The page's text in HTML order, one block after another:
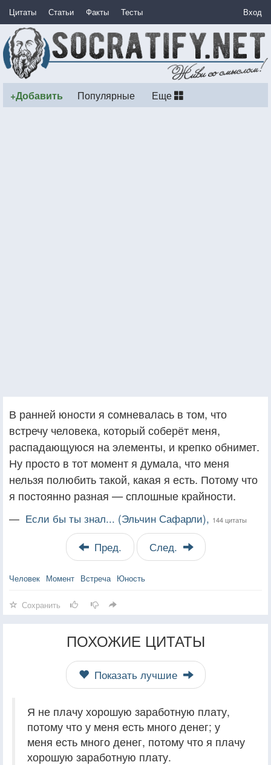
Цитаты Статьи Факты Тесты Вход
+Добавить Популярные Еще
В ранней юности я сомневалась в том, что
встречу человека, который соберёт меня,
распадающуюся на элементы, и крепко обнимет.
Ну просто в тот момент я думала, что меня
нельзя полюбить такой, какая я есть. Потому что
я постоянно разная — сплошные крайности.
— Если бы ты знал... (Эльчин Сафарли), 144 цитаты
Пред. След.
Человек Момент Встреча Юность
Сохранить
ПОХОЖИЕ ЦИТАТЫ
Показать лучшие
Я не плачу хорошую заработную плату,
потому что у меня есть много денег; у
меня есть много денег, потому что я плачу
хорошую заработную плату.